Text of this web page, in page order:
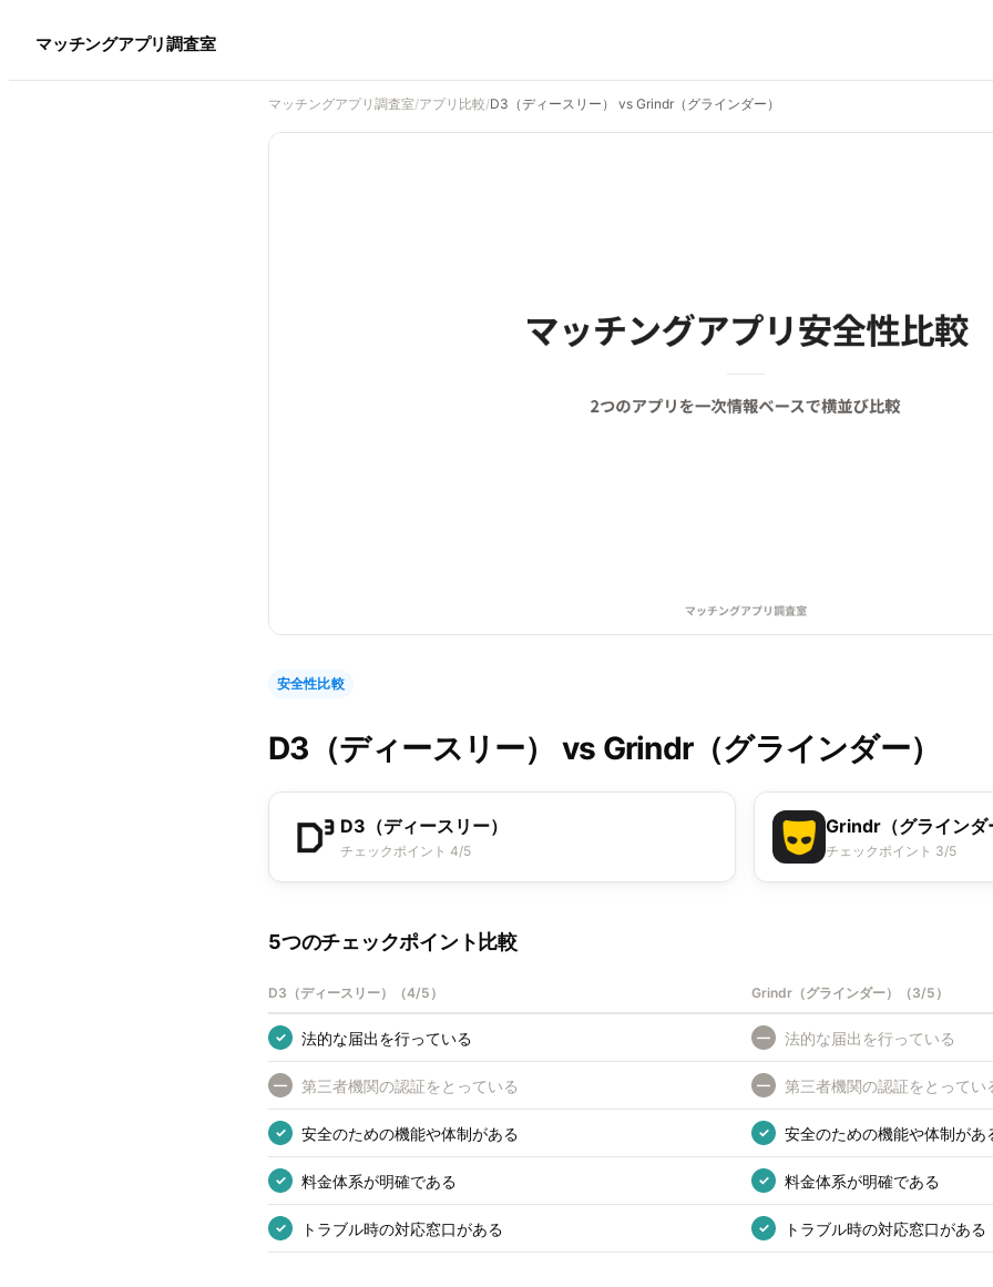
マッチングアプリ調査室
マッチングアプリ調査室/アプリ比較/D3（ディースリー） vs Grindr（グラインダー）
安全性比較
D3（ディースリー） vs Grindr（グラインダー）
D3（ディースリー）
チェックポイント 4/5
Grindr（グラインダ
チェックポイント 3/5
5つのチェックポイント比較
D3（ディースリー） （4/5 ） Grindr（グラインダー） （3/5 ）
✓ 法的な届出を行っている — 法的な届出を行っている
— 第三者機関の認証をとっている — 第三者機関の認証をとってい
✓ 安全のための機能や体制がある ✓ 安全のための機能や体制があ
✓ 料金体系が明確である ✓ 料金体系が明確である
✓ トラブル時の対応窓口がある ✓ トラブル時の対応窓口がある